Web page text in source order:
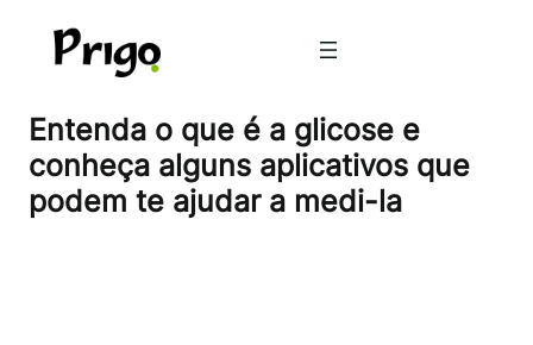
Entenda o que é a glicose e
conheça alguns aplicativos que
podem te ajudar a medi-la